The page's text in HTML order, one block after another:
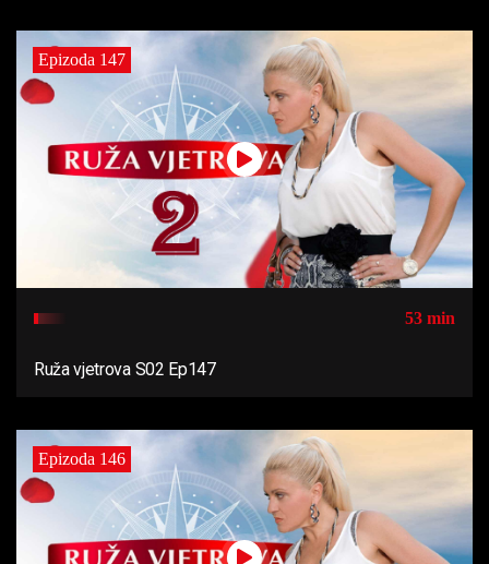
Epizoda 147
53 min
Ruža vjetrova S02 Ep147
Epizoda 146